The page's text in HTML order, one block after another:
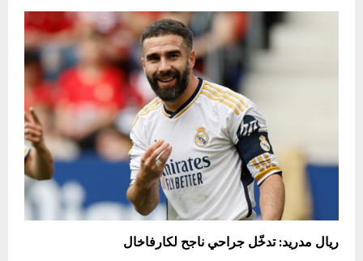
ريال مدريد: تدخّل جراحي ناجح لكارفاخال